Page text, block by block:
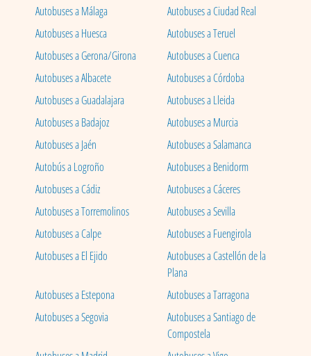
Autobuses a Málaga
Autobuses a Ciudad Real
Autobuses a Huesca
Autobuses a Teruel
Autobuses a Gerona/Girona
Autobuses a Cuenca
Autobuses a Albacete
Autobuses a Córdoba
Autobuses a Guadalajara
Autobuses a Lleida
Autobuses a Badajoz
Autobuses a Murcia
Autobuses a Jaén
Autobuses a Salamanca
Autobús a Logroño
Autobuses a Benidorm
Autobuses a Cádiz
Autobuses a Cáceres
Autobuses a Torremolinos
Autobuses a Sevilla
Autobuses a Calpe
Autobuses a Fuengirola
Autobuses a El Ejido
Autobuses a Castellón de la
Plana
Autobuses a Estepona
Autobuses a Tarragona
Autobuses a Segovia
Autobuses a Santiago de
Compostela